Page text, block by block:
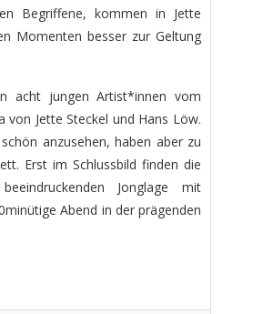
Begriffene, kommen in Jette
Momenten besser zur Geltung
acht jungen Artist*innen vom
Jette Steckel und Hans Löw.
anzusehen, haben aber zu
Erst im Schlussbild finden die
Jonglage mit
Abend in der prägenden